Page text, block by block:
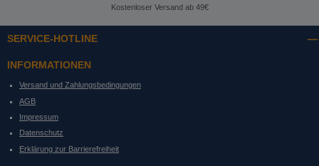
Kostenloser Versand ab 49€
SERVICE-HOTLINE
INFORMATIONEN
Versand und Zahlungsbedingungen
AGB
Impressum
Datenschutz
Erklärung zur Barrierefreiheit